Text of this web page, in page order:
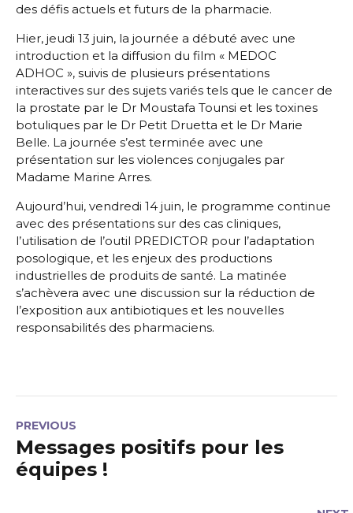
des défis actuels et futurs de la pharmacie.
Hier, jeudi 13 juin, la journée a débuté avec une
introduction et la diffusion du film « MEDOC
ADHOC », suivis de plusieurs présentations
interactives sur des sujets variés tels que le cancer de
la prostate par le Dr Moustafa Tounsi et les toxines
botuliques par le Dr Petit Druetta et le Dr Marie
Belle. La journée s’est terminée avec une
présentation sur les violences conjugales par
Madame Marine Arres.
Aujourd’hui, vendredi 14 juin, le programme continue
avec des présentations sur des cas cliniques,
l’utilisation de l’outil PREDICTOR pour l’adaptation
posologique, et les enjeux des productions
industrielles de produits de santé. La matinée
s’achèvera avec une discussion sur la réduction de
l’exposition aux antibiotiques et les nouvelles
responsabilités des pharmaciens.
PREVIOUS
Messages positifs pour les
équipes !